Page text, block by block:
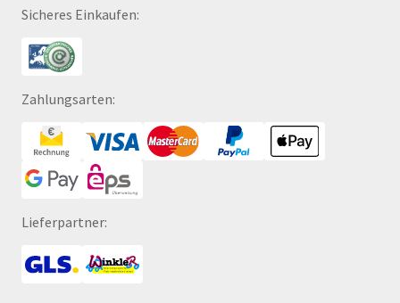
Sicheres Einkaufen:
Zahlungsarten:
Lieferpartner: